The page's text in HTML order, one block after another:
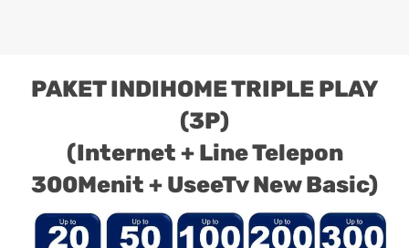
PAKET INDIHOME TRIPLE PLAY
(3P)
(Internet + Line Telepon
300Menit + UseeTv New Basic)